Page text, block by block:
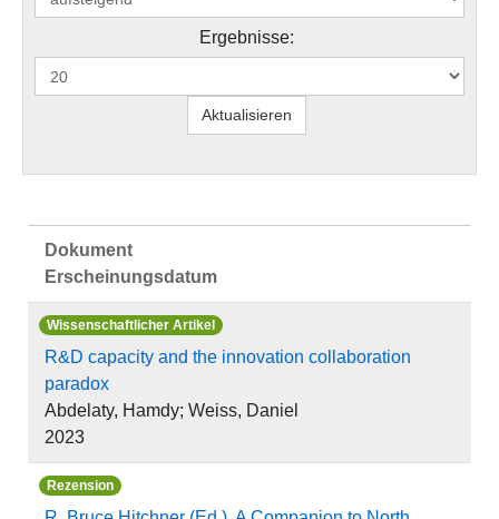
Ergebnisse:
Dokument
Erscheinungsdatum
Wissenschaftlicher Artikel
R&D capacity and the innovation collaboration
paradox
Abdelaty, Hamdy; Weiss, Daniel
2023
Rezension